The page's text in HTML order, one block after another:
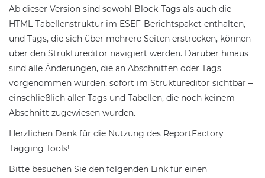
Ab dieser Version sind sowohl Block-Tags als auch die
HTML-Tabellenstruktur im ESEF-Berichtspaket enthalten,
und Tags, die sich über mehrere Seiten erstrecken, können
über den Struktureditor navigiert werden. Darüber hinaus
sind alle Änderungen, die an Abschnitten oder Tags
vorgenommen wurden, sofort im Struktureditor sichtbar –
einschließlich aller Tags und Tabellen, die noch keinem
Abschnitt zugewiesen wurden.
Herzlichen Dank für die Nutzung des ReportFactory
Tagging Tools!
Bitte besuchen Sie den folgenden Link für einen